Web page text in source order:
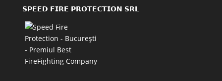
𝗦𝗣𝗘𝗘𝗗 𝗙𝗜𝗥𝗘 𝗣𝗥𝗢𝗧𝗘𝗖𝗧𝗜𝗢𝗡 𝗦𝗥𝗟